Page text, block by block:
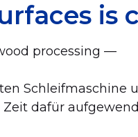
is
processing —
dafür